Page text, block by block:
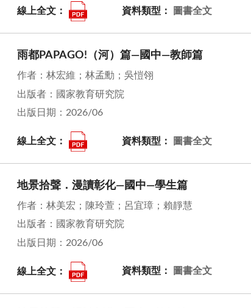
線上全文： 資料類型： 圖書全文
雨都PAPAGO!（河）篇—國中—教師篇
作者：林宏維；林孟勳；吳愷翎
出版者：國家教育研究院
出版日期：2026/06
線上全文： 資料類型： 圖書全文
地景拾聲．漫讀彰化—國中—學生篇
作者：林美宏；陳玲萱；呂宜璋；賴靜慧
出版者：國家教育研究院
出版日期：2026/06
線上全文： 資料類型： 圖書全文